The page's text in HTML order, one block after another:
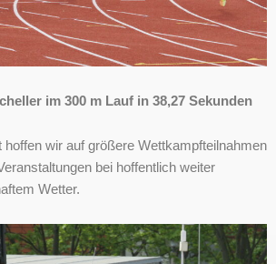
im 300 m Lauf in 38,27 Sekunden
hoffen wir auf größere Wettkampfteilnahmen
bei hoffentlich weiter
Wetter.